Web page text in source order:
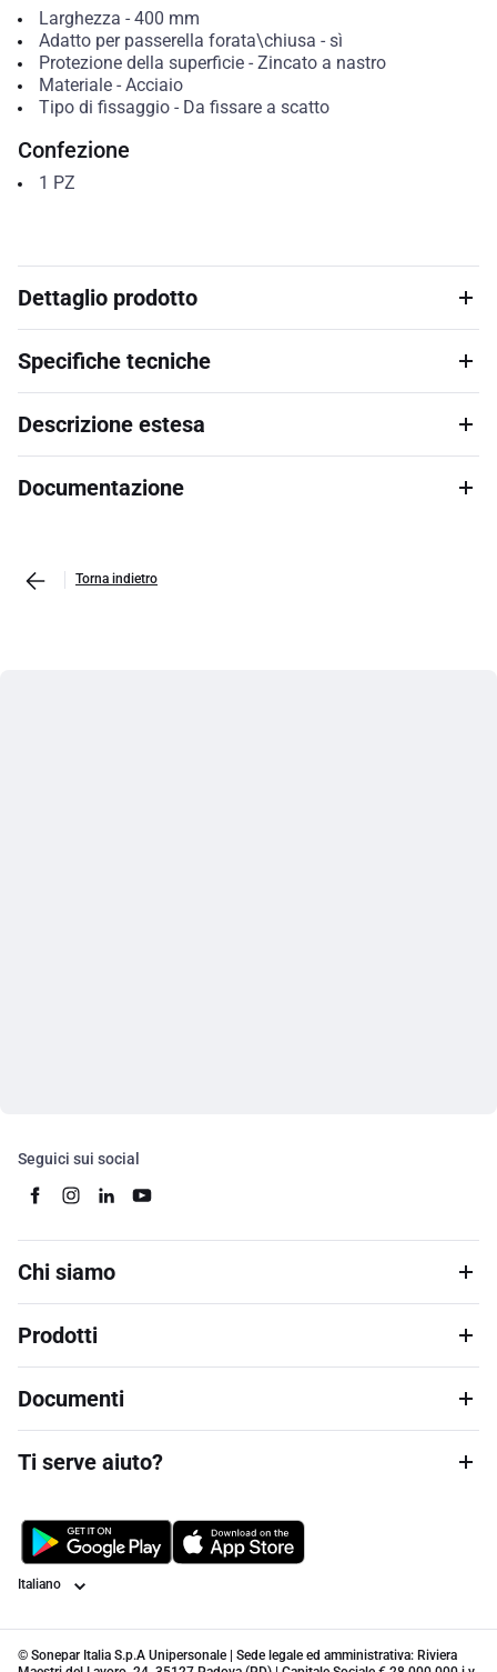
Larghezza - 400 mm
Adatto per passerella forata\chiusa - sì
Protezione della superficie- Zincato a nastro
Materiale- Acciaio
Tipo di fissaggio- Da fissare a scatto
Confezione
1 PZ
Dettaglio prodotto
Specifiche tecniche
Descrizione estesa
Documentazione
Torna indietro
Seguici sui social
Chi siamo
Prodotti
Documenti
Ti serve aiuto?
Lingua
© Sonepar Italia S.p.A Unipersonale | Sede legale ed amministrativa: Riviera